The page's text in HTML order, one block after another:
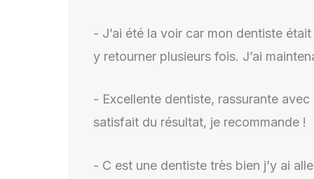
- J’ai été la voir car mon dentiste
y retourner plusieurs fois. J’ai
- Excellente dentiste, rassurante
satisfait du résultat, je recommande !
- C est une dentiste très bien j’y ai